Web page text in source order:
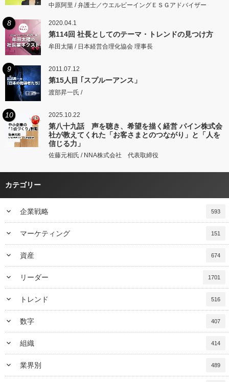
中原阿里 / 弁護士／ウエルビーイングＥＳＧアドバイザー
8 2020.04.1
第114回 社長としてのテーマ・トレンドの見つけ方
牟田太陽 / 日本経営合理化協会 理事長
9 2011.07.12
第15人目 ｢スプルーアンス」
渡部昇一氏 /
10 2025.10.22
第八十九話 声を聴き、希望を描く経営 パイン株式会
社が教えてくれた「お客さまとのつながり」と「人を
信じる力」
佐藤元相氏 / NNA株式会社 代表取締役
カテゴリー
keyboard_arrow_down 企業戦略 593
keyboard_arrow_down マーケティング 151
keyboard_arrow_down 資産 674
keyboard_arrow_down リーダー 1701
keyboard_arrow_down トレンド 516
keyboard_arrow_down 数字 407
keyboard_arrow_down 組織 414
keyboard_arrow_down 業界別 489